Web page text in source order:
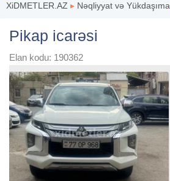
XiDMETLER.AZ ▸ Nəqliyyat və Yükdaşıma
Pikap icarəsi
Elan kodu: 190362